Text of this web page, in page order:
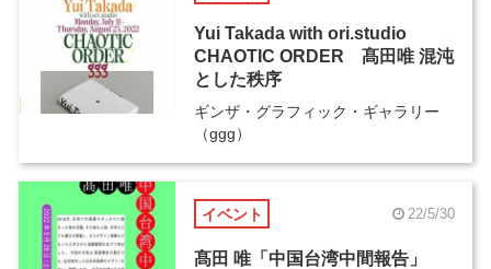
Yui Takada with ori.studio
CHAOTIC ORDER 髙田唯 混沌
とした秩序
ギンザ・グラフィック・ギャラリー
（ggg）
イベント 22/5/30
髙田 唯「中国台湾中間報告」